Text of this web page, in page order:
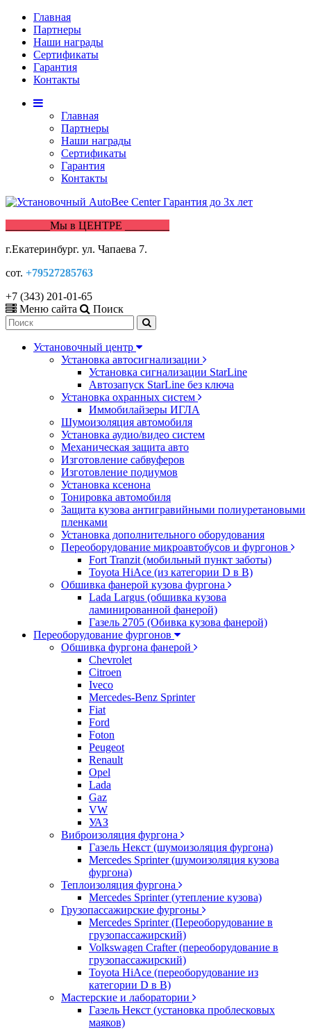
Главная
Партнеры
Наши награды
Сертификаты
Гарантия
Контакты
Главная
Партнеры
Наши награды
Сертификаты
Гарантия
Контакты
________Мы в ЦЕНТРЕ ________
г.Екатеринбург. ул. Чапаева 7.
сот. +79527285763
+7 (343) 201-01-65
Меню сайта
Поиск
Установочный центр
Установка автосигнализации
Установка сигнализации StarLine
Автозапуск StarLine без ключа
Установка охранных систем
Иммобилайзеры ИГЛА
Шумоизоляция автомобиля
Установка аудио/видео систем
Механическая защита авто
Изготовление сабвуферов
Изготовление подиумов
Установка ксенона
Тонировка автомобиля
Защита кузова антигравийными полиуретановыми
пленками
Установка дополнительного оборудования
Переоборудование микроавтобусов и фургонов
Fort Tranzit (мобильный пункт заботы)
Toyota HiAce (из категории D в B)
Обшивка фанерой кузова фургона
Lada Largus (обшивка кузова
ламинированной фанерой)
Газель 2705 (Обивка кузова фанерой)
Переоборудование фургонов
Обшивка фургона фанерой
Chevrolet
Citroen
Iveco
Mercedes-Benz Sprinter
Fiat
Ford
Foton
Peugeot
Renault
Opel
Lada
Gaz
VW
УАЗ
Виброизоляция фургона
Газель Некст (шумоизоляция фургона)
Mercedes Sprinter (шумоизоляция кузова
фургона)
Теплоизоляция фургона
Mercedes Sprinter (утепление кузова)
Грузопассажирские фургоны
Mercedes Sprinter (Переоборудование в
грузопассажирский)
Volkswagen Crafter (переоборудование в
грузопассажирский)
Toyota HiAce (переоборудование из
категории D в B)
Мастерские и лаборатории
Газель Некст (установка проблесковых
маяков)